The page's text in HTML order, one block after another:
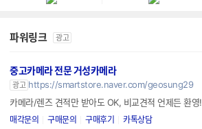
파워링크 광고
중고카메라 전문 거성카메라
광고 https://smartstore.naver.com/geosung29
카메라/렌즈 견적만 받아도 OK, 비교견적 언제든 환영!
매각문의 구매문의 구매후기 카톡상담